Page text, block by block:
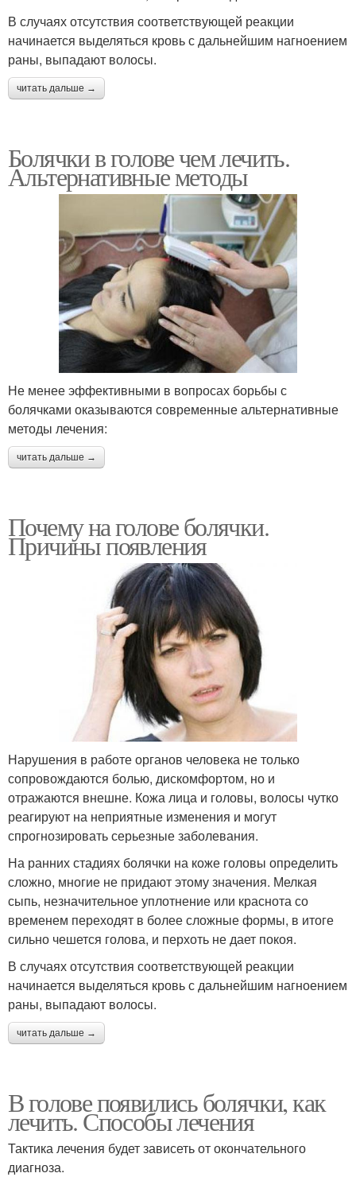
В случаях отсутствия соответствующей реакции
начинается выделяться кровь с дальнейшим нагноением
раны, выпадают волосы.
читать дальше →
Болячки в голове чем лечить.
Альтернативные методы
Не менее эффективными в вопросах борьбы с
болячками оказываются современные альтернативные
методы лечения:
читать дальше →
Почему на голове болячки.
Причины появления
Нарушения в работе органов человека не только
сопровождаются болью, дискомфортом, но и
отражаются внешне. Кожа лица и головы, волосы чутко
реагируют на неприятные изменения и могут
спрогнозировать серьезные заболевания.
На ранних стадиях болячки на коже головы определить
сложно, многие не придают этому значения. Мелкая
сыпь, незначительное уплотнение или краснота со
временем переходят в более сложные формы, в итоге
сильно чешется голова, и перхоть не дает покоя.
В случаях отсутствия соответствующей реакции
начинается выделяться кровь с дальнейшим нагноением
раны, выпадают волосы.
читать дальше →
В голове появились болячки, как
лечить. Способы лечения
Тактика лечения будет зависеть от окончательного
диагноза.